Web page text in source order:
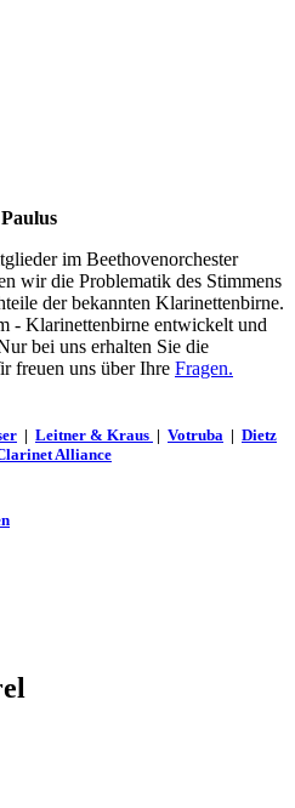
im Beethovenorchester
wir die Problematik des Stimmens
der bekannten Klarinettenbirne.
- Klarinettenbirne entwickelt und
bei uns erhalten Sie die
freuen uns über Ihre Fragen.
| Leitner & Kraus | Votruba | Dietz
Alliance